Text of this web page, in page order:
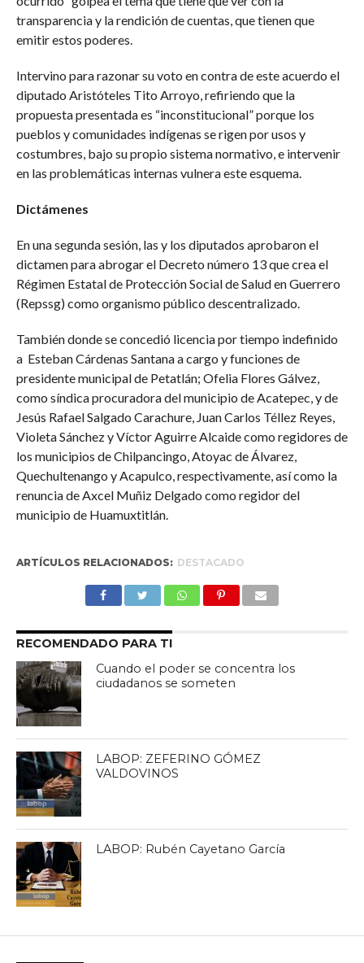
transparencia y la rendición de cuentas, que tienen que
emitir estos poderes.
Intervino para razonar su voto en contra de este acuerdo el
diputado Aristóteles Tito Arroyo, refiriendo que la
propuesta presentada es “inconstitucional” porque los
pueblos y comunidades indígenas se rigen por usos y
costumbres, bajo su propio sistema normativo, e intervenir
en las problemáticas internas vulnera este esquema.
Dictámenes
En una segunda sesión, las y los diputados aprobaron el
dictamen para abrogar el Decreto número 13 que crea el
Régimen Estatal de Protección Social de Salud en Guerrero
(Repssg) como organismo público descentralizado.
También donde se concedió licencia por tiempo indefinido
a Esteban Cárdenas Santana a cargo y funciones de
presidente municipal de Petatlán; Ofelia Flores Gálvez,
como síndica procuradora del municipio de Acatepec, y de
Jesús Rafael Salgado Carachure, Juan Carlos Téllez Reyes,
Violeta Sánchez y Víctor Aguirre Alcaide como regidores de
los municipios de Chilpancingo, Atoyac de Álvarez,
Quechultenango y Acapulco, respectivamente, así como la
renuncia de Axcel Muñiz Delgado como regidor del
municipio de Huamuxtitlán.
ARTÍCULOS RELACIONADOS: DESTACADO
RECOMENDADO PARA TI
Cuando el poder se concentra los
ciudadanos se someten
LABOP: ZEFERINO GÓMEZ
VALDOVINOS
LABOP: Rubén Cayetano García